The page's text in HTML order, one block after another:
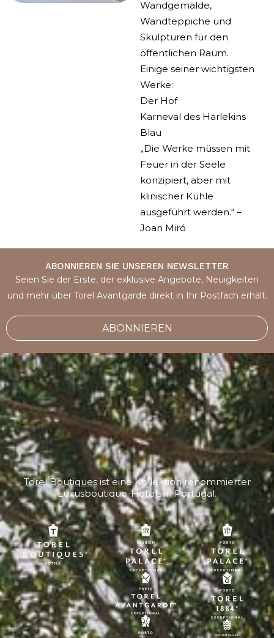
Wandgemälde,
Wandteppiche und
Skulpturen für den
öffentlichen Raum.
Einige seiner wichtigsten
Werke:
Der Hof
Karneval des Harlekins
Blau
„Die Werke müssen mit
Feuer in der Seele
konzipiert, aber mit
klinischer Kühle
ausgeführt werden.“ –
Joan Miró
ABONNIEREN SIE UNSEREN NEWSLETTER
Seien Sie der Erste, der exklusive Angebote, Neuigkeiten
und mehr über Torel Avantgarde direkt in Ihr Postfach erhält.
ABONNIEREN
Torel Boutiquesist eine Kollektion renommierter
Luxusboutique-Hotels in Portugal.